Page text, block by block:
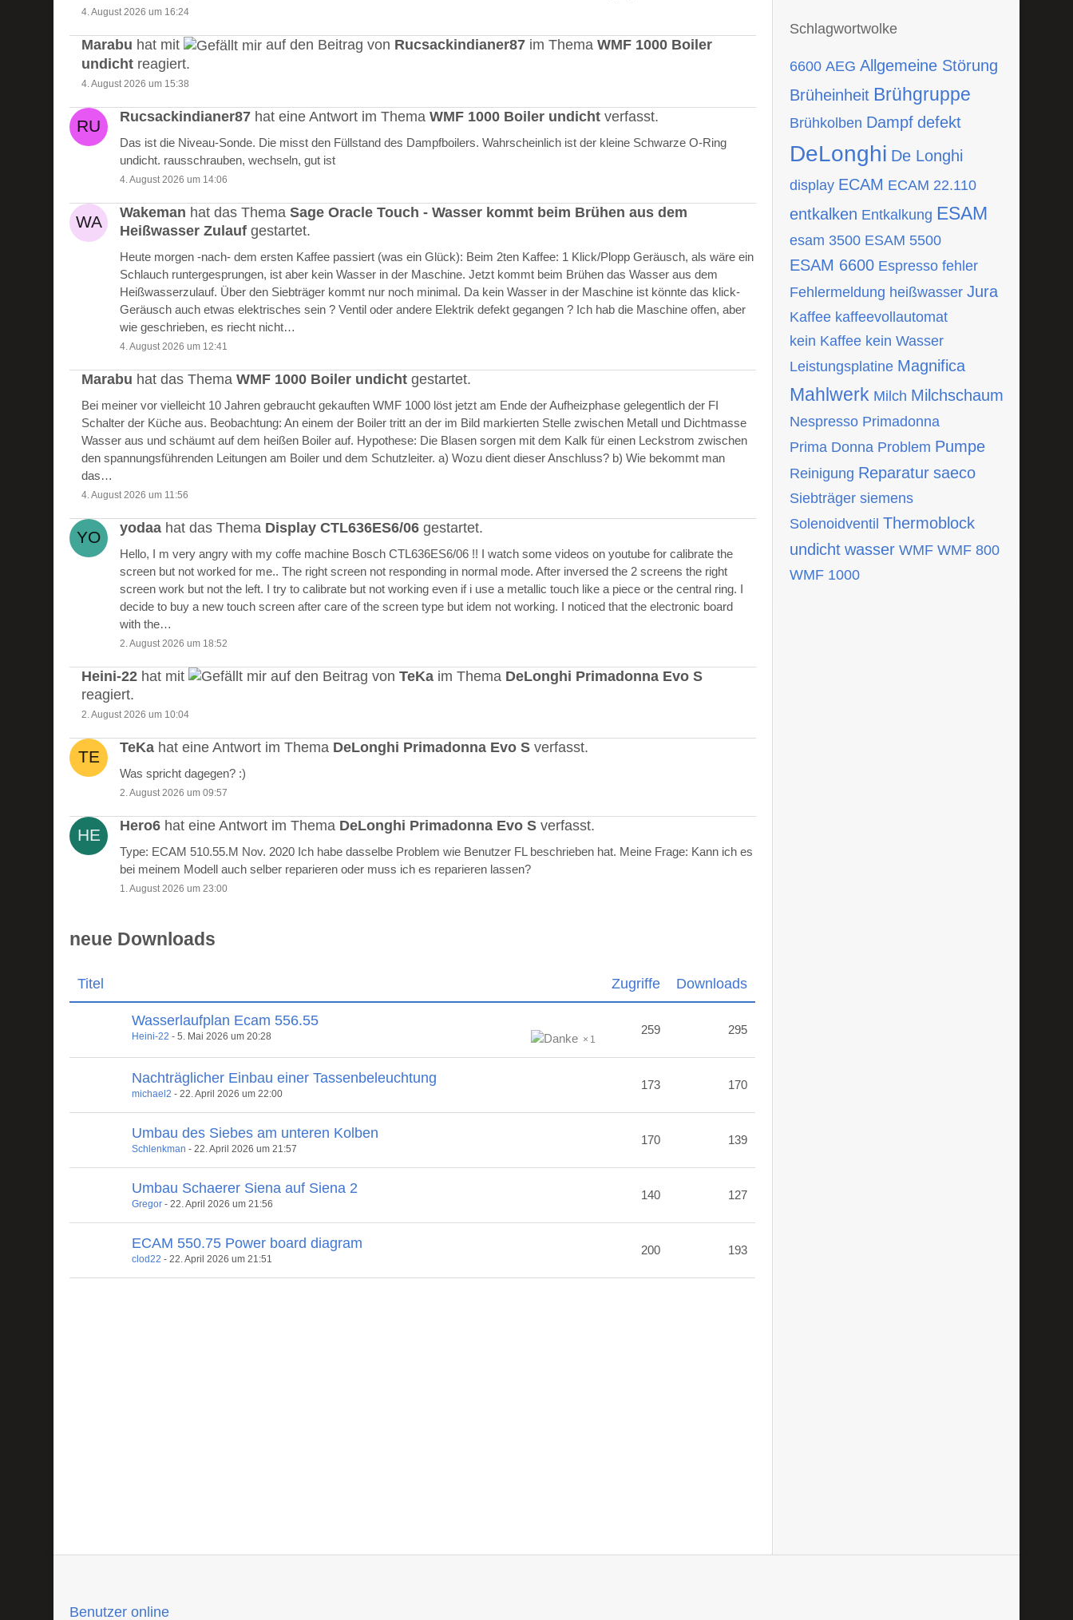
4. August 2026 um 16:24
Marabu hat mit auf den Beitrag von Rucsackindianer87 im ThemaWMF 1000 Boiler
undicht reagiert.
4. August 2026 um 15:38
Rucsackindianer87 hat eine Antwort im ThemaWMF 1000 Boiler undicht verfasst.
Das ist die Niveau-Sonde. Die misst den Füllstand des Dampfboilers. Wahrscheinlich ist der kleine Schwarze O-Ring
undicht. rausschrauben, wechseln, gut ist
4. August 2026 um 14:06
Wakeman hat das ThemaSage Oracle Touch - Wasser kommt beim Brühen aus dem
Heißwasser Zulauf gestartet.
Heute morgen -nach- dem ersten Kaffee passiert (was ein Glück): Beim 2ten Kaffee: 1 Klick/Plopp Geräusch, als wäre ein
Schlauch runtergesprungen, ist aber kein Wasser in der Maschine. Jetzt kommt beim Brühen das Wasser aus dem
Heißwasserzulauf. Über den Siebträger kommt nur noch minimal. Da kein Wasser in der Maschine ist könnte das klick-
Geräusch auch etwas elektrisches sein ? Ventil oder andere Elektrik defekt gegangen ? Ich hab die Maschine offen, aber
wie geschrieben, es riecht nicht…
4. August 2026 um 12:41
Marabu hat das ThemaWMF 1000 Boiler undicht gestartet.
Bei meiner vor vielleicht 10 Jahren gebraucht gekauften WMF 1000 löst jetzt am Ende der Aufheizphase gelegentlich der FI
Schalter der Küche aus. Beobachtung: An einem der Boiler tritt an der im Bild markierten Stelle zwischen Metall und Dichtmasse
Wasser aus und schäumt auf dem heißen Boiler auf. Hypothese: Die Blasen sorgen mit dem Kalk für einen Leckstrom zwischen
den spannungsführenden Leitungen am Boiler und dem Schutzleiter. a) Wozu dient dieser Anschluss? b) Wie bekommt man
das…
4. August 2026 um 11:56
yodaa hat das Thema Display CTL636ES6/06 gestartet.
Hello, I m very angry with my coffe machine Bosch CTL636ES6/06 !! I watch some videos on youtube for calibrate the
screen but not worked for me.. The right screen not responding in normal mode. After inversed the 2 screens the right
screen work but not the left. I try to calibrate but not working even if i use a metallic touch like a piece or the central ring. I
decide to buy a new touch screen after care of the screen type but idem not working. I noticed that the electronic board
with the…
2. August 2026 um 18:52
Heini-22 hat mit auf den Beitrag vonTeKa im Thema DeLonghi Primadonna Evo S
reagiert.
2. August 2026 um 10:04
TeKa hat eine Antwort im Thema DeLonghi Primadonna Evo S verfasst.
Was spricht dagegen? :)
2. August 2026 um 09:57
Hero6 hat eine Antwort im Thema DeLonghi Primadonna Evo S verfasst.
Type: ECAM 510.55.M Nov. 2020 Ich habe dasselbe Problem wie Benutzer FL beschrieben hat. Meine Frage: Kann ich es
bei meinem Modell auch selber reparieren oder muss ich es reparieren lassen?
1. August 2026 um 23:00
neue Downloads
Titel Zugriffe Downloads
Wasserlaufplan Ecam 556.55
1
Heini-22 -5. Mai 2026 um 20:28 259 295
Nachträglicher Einbau einer Tassenbeleuchtung
michael2 -22. April 2026 um 22:00
173 170
Umbau des Siebes am unteren Kolben
Schlenkman -22. April 2026 um 21:57
170 139
Umbau Schaerer Siena auf Siena 2
Gregor -22. April 2026 um 21:56
140 127
ECAM 550.75 Power board diagram
clod22 -22. April 2026 um 21:51
200 193
Schlagwortwolke
6600 AEG Allgemeine Störung
Brüheinheit Brühgruppe
Brühkolben Dampf defekt
DeLonghi De Longhi
display ECAM ECAM 22.110
entkalken Entkalkung ESAM
esam 3500 ESAM 5500
ESAM 6600 Espresso fehler
Fehlermeldung heißwasser Jura
Kaffee kaffeevollautomat
kein Kaffee kein Wasser
Leistungsplatine Magnifica
Mahlwerk Milch Milchschaum
Nespresso Primadonna
Prima Donna Problem Pumpe
Reinigung Reparatur saeco
Siebträger siemens
Solenoidventil Thermoblock
undicht wasser WMF WMF 800
WMF 1000
Benutzer online